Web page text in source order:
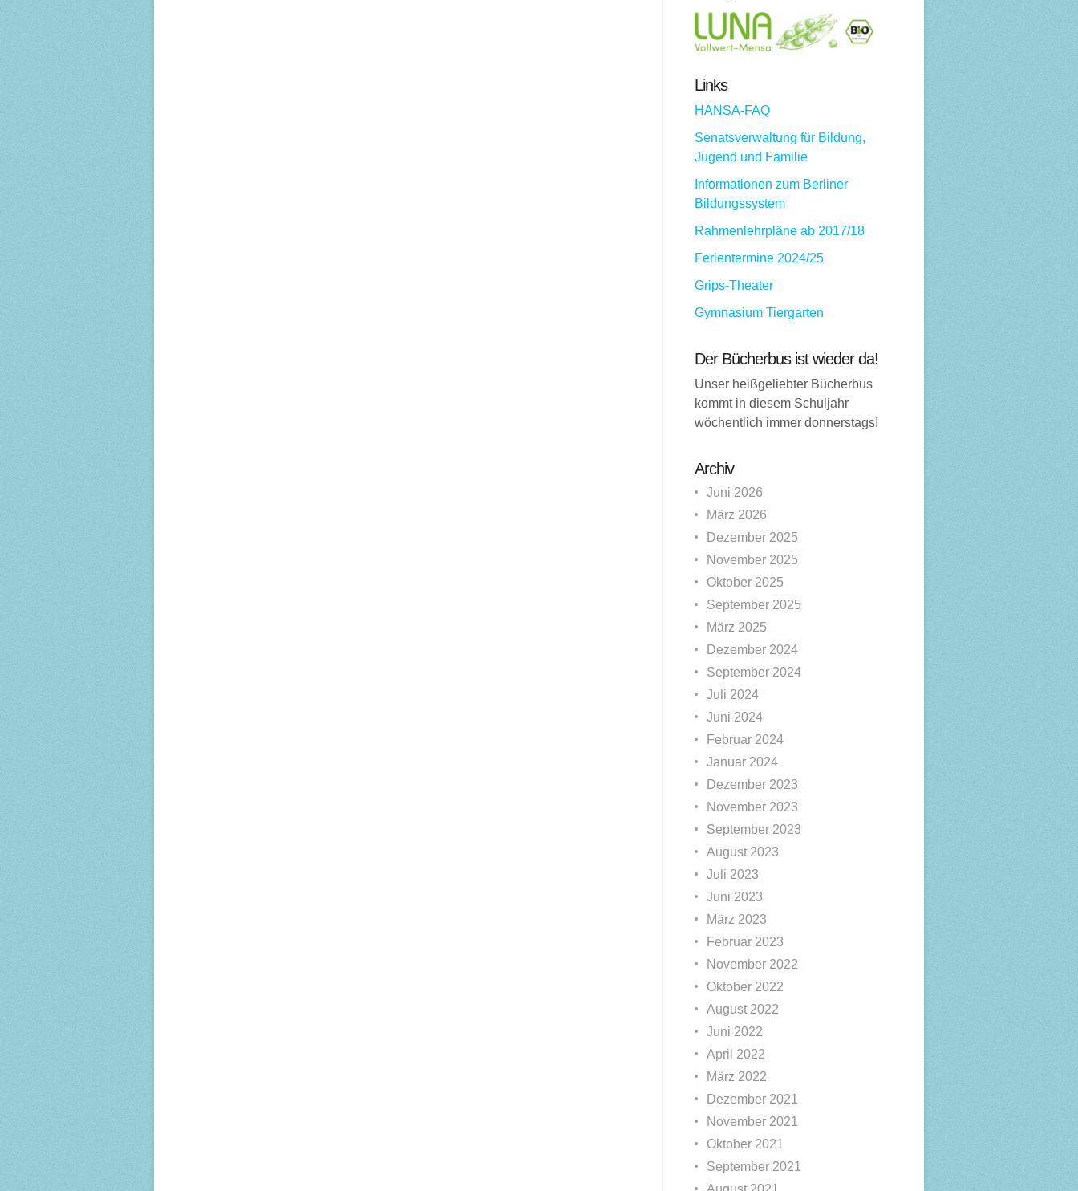
Links
HANSA-FAQ
Senatsverwaltung für Bildung,
Jugend und Familie
Informationen zum Berliner
Bildungssystem
Rahmenlehrpläne ab 2017/18
Ferientermine 2024/25
Grips-Theater
Gymnasium Tiergarten
Der Bücherbus ist wieder da!
Unser heißgeliebter Bücherbus
kommt in diesem Schuljahr
wöchentlich immer donnerstags!
Archiv
Juni 2026
März 2026
Dezember 2025
November 2025
Oktober 2025
September 2025
März 2025
Dezember 2024
September 2024
Juli 2024
Juni 2024
Februar 2024
Januar 2024
Dezember 2023
November 2023
September 2023
August 2023
Juli 2023
Juni 2023
März 2023
Februar 2023
November 2022
Oktober 2022
August 2022
Juni 2022
April 2022
März 2022
Dezember 2021
November 2021
Oktober 2021
September 2021